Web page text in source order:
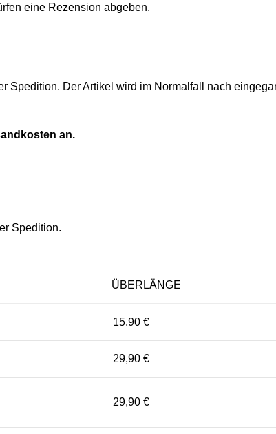
eine Rezension abgeben.
Spedition. Der Artikel wird im Normalfall nach
an.
Spedition.
ÜBERLÄNGE
15,90 €
29,90 €
29,90 €